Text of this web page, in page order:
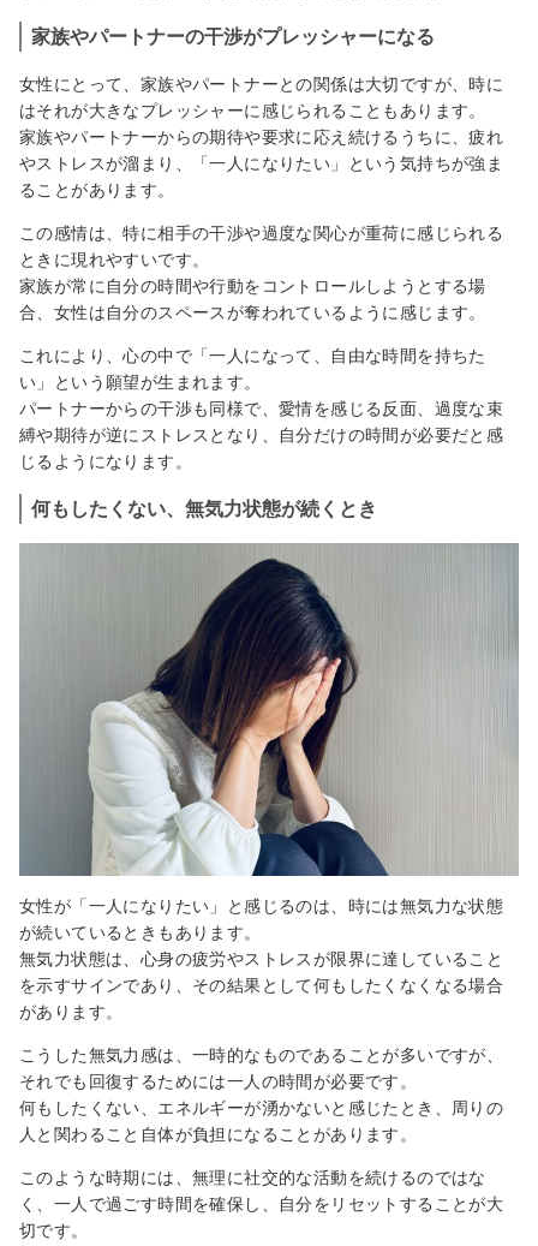
家族やパートナーの干渉がプレッシャーになる
女性にとって、家族やパートナーとの関係は大切ですが、時に
はそれが大きなプレッシャーに感じられることもあります。
家族やパートナーからの期待や要求に応え続けるうちに、疲れ
やストレスが溜まり、「一人になりたい」という気持ちが強ま
ることがあります。
この感情は、特に相手の干渉や過度な関心が重荷に感じられる
ときに現れやすいです。
家族が常に自分の時間や行動をコントロールしようとする場
合、女性は自分のスペースが奪われているように感じます。
これにより、心の中で「一人になって、自由な時間を持ちた
い」という願望が生まれます。
パートナーからの干渉も同様で、愛情を感じる反面、過度な束
縛や期待が逆にストレスとなり、自分だけの時間が必要だと感
じるようになります。
何もしたくない、無気力状態が続くとき
女性が「一人になりたい」と感じるのは、時には無気力な状態
が続いているときもあります。
無気力状態は、心身の疲労やストレスが限界に達していること
を示すサインであり、その結果として何もしたくなくなる場合
があります。
こうした無気力感は、一時的なものであることが多いですが、
それでも回復するためには一人の時間が必要です。
何もしたくない、エネルギーが湧かないと感じたとき、周りの
人と関わること自体が負担になることがあります。
このような時期には、無理に社交的な活動を続けるのではな
く、一人で過ごす時間を確保し、自分をリセットすることが大
切です。